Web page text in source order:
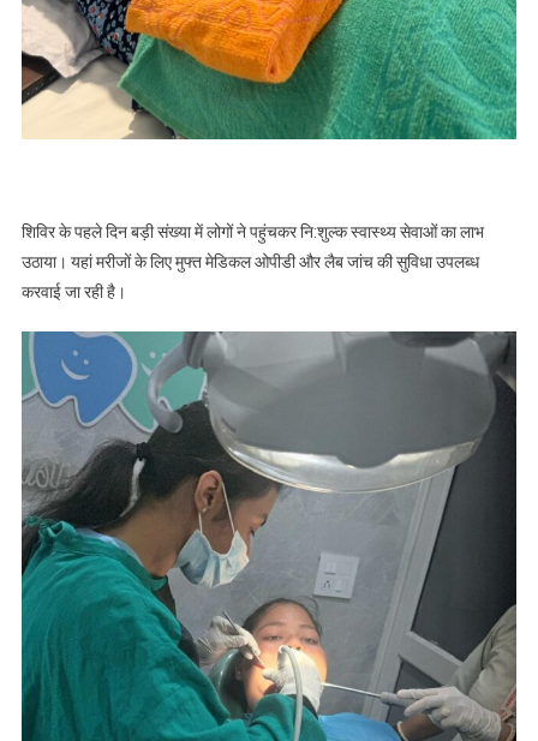
शिविर के पहले दिन बड़ी संख्या में लोगों ने पहुंचकर नि:शुल्क स्वास्थ्य सेवाओं का लाभ
उठाया। यहां मरीजों के लिए मुफ्त मेडिकल ओपीडी और लैब जांच की सुविधा उपलब्ध
करवाई जा रही है।